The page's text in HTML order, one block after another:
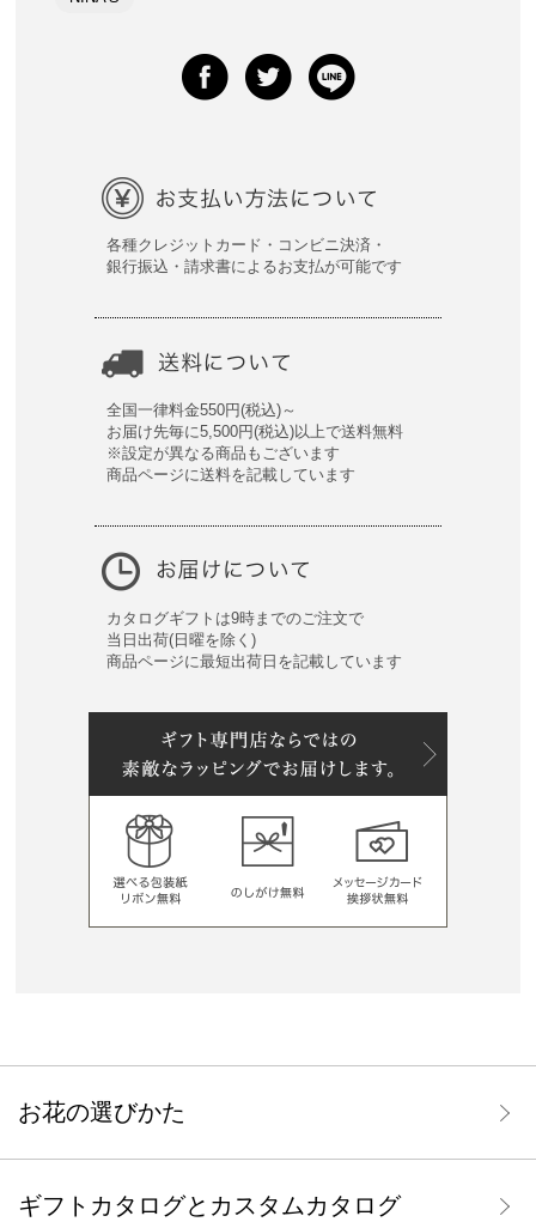
各種クレジットカード・コンビニ決済・
銀行振込・請求書によるお支払が可能です
全国一律料金550円(税込)～
お届け先毎に5,500円(税込)以上で送料無料
※設定が異なる商品もございます
商品ページに送料を記載しています
カタログギフトは9時までのご注文で
当日出荷(日曜を除く)
商品ページに最短出荷日を記載しています
お花の選びかた
ギフトカタログとカスタムカタログ